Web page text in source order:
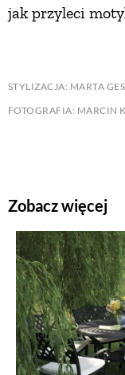
jak przyleci
STYLIZACJA: MARTA
FOTOGRAFIA: MARCIN
Zobacz więcej